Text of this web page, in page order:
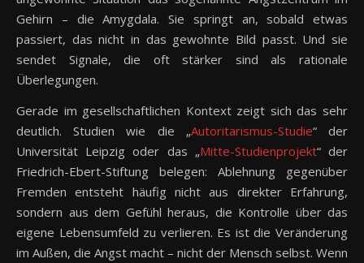
Gehirn – die Amygdala. Sie springt an, sobald etwas
passiert, das nicht in das gewohnte Bild passt. Und sie
sendet Signale, die oft stärker sind als rationale
Überlegungen.
Gerade im gesellschaftlichen Kontext zeigt sich das sehr
deutlich. Studien wie die „Autoritarismus-Studie“ der
Universität Leipzig oder das „Mitte-Studienprojekt“ der
Friedrich-Ebert-Stiftung belegen: Ablehnung gegenüber
Fremden entsteht häufig nicht aus direkter Erfahrung,
sondern aus dem Gefühl heraus, die Kontrolle über das
eigene Lebensumfeld zu verlieren. Es ist die Veränderung
im Außen, die Angst macht – nicht der Mensch selbst. Wenn